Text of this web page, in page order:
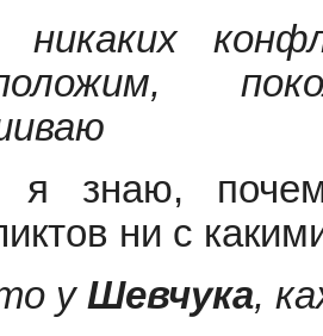
знаю,
ни с
у Шевчука,